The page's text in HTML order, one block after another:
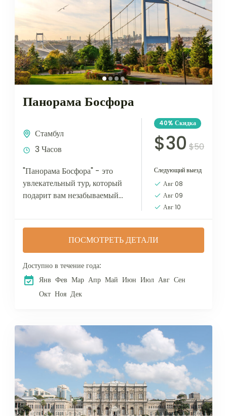
Панорама Босфора
Стамбул
3 Часов
"Панорама Босфора" - это
увлекательный тур, который
подарит вам незабываемый
величественным водам
Золотого Рога и Босфора.
Приготовьтесь погрузиться в
волшебную атмосферу
Стамбула,...
40% Скидка
$30 $50
Следующий выезд
Авг 08
Авг 09
Авг 10
ПОСМОТРЕТЬ ДЕТАЛИ
Доступно в течение года:
Янв Фев Мар Апр Май Июн Июл Авг Сен
Окт Ноя Дек